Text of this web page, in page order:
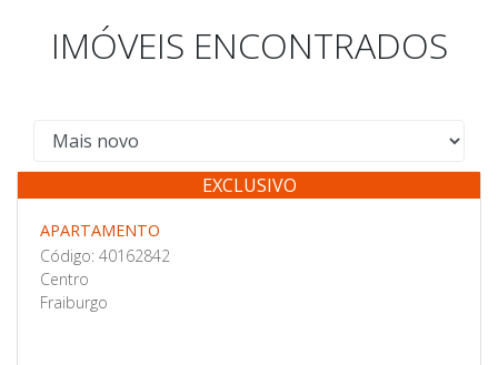
IMÓVEIS ENCONTRADOS
Venda
EXCLUSIVO
APARTAMENTO
Código: 40162842
Centro
Fraiburgo